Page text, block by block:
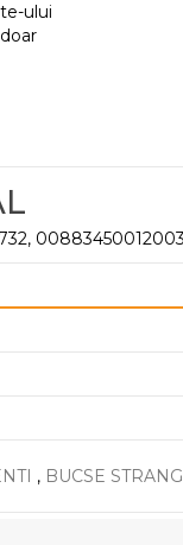
ului
00883450012003
, BUCSE